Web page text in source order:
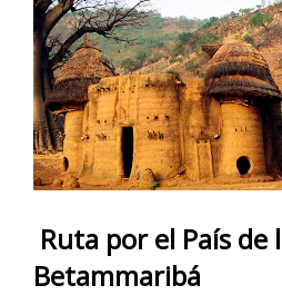
Ruta por el País de
Betammaribá